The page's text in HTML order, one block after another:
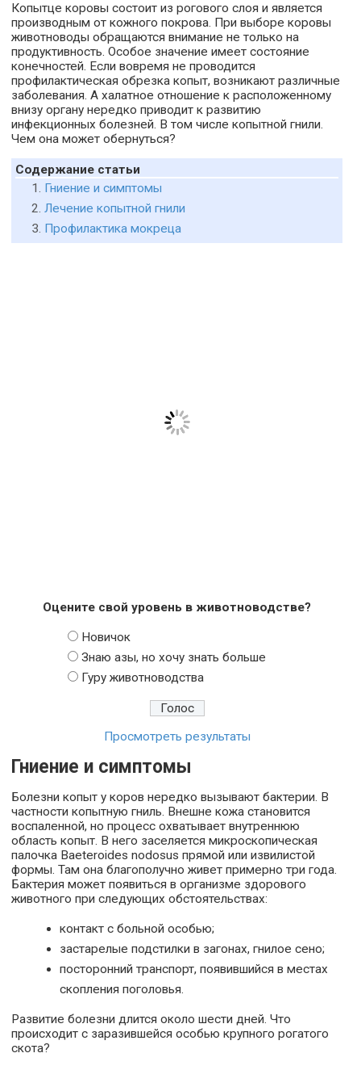
Копытце коровы состоит из рогового слоя и является
производным от кожного покрова. При выборе коровы
животноводы обращаются внимание не только на
продуктивность. Особое значение имеет состояние
конечностей. Если вовремя не проводится
профилактическая обрезка копыт, возникают различные
заболевания. А халатное отношение к расположенному
внизу органу нередко приводит к развитию
инфекционных болезней. В том числе копытной гнили.
Чем она может обернуться?
Содержание статьи
Гниение и симптомы
Лечение копытной гнили
Профилактика мокреца
Оцените свой уровень в животноводстве?
Новичок
Знаю азы, но хочу знать больше
Гуру животноводства
Просмотреть результаты
Гниение и симптомы
Болезни копыт у коров нередко вызывают бактерии. В
частности копытную гниль. Внешне кожа становится
воспаленной, но процесс охватывает внутреннюю
область копыт. В него заселяется микроскопическая
палочка Baeteroides nodosus прямой или извилистой
формы. Там она благополучно живет примерно три года.
Бактерия может появиться в организме здорового
животного при следующих обстоятельствах:
контакт с больной особью;
застарелые подстилки в загонах, гнилое сено;
посторонний транспорт, появившийся в местах
скопления поголовья.
Развитие болезни длится около шести дней. Что
происходит с заразившейся особью крупного рогатого
скота?